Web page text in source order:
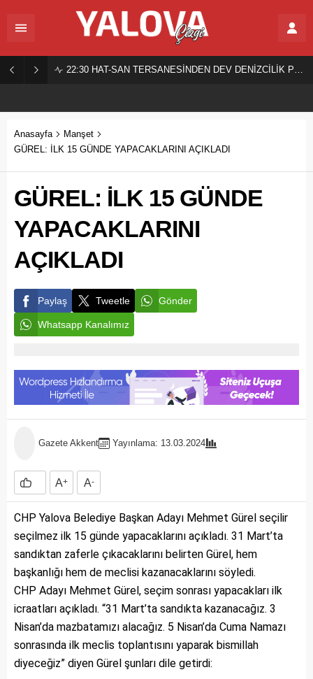
22:30 HAT-SAN TERSANESİNDEN DEV DENİZCİLİK PROJESİ!
Anasayfa
Manşet
GÜREL: İLK 15 GÜNDE YAPACAKLARINI AÇIKLADI
GÜREL: İLK 15 GÜNDE
YAPACAKLARINI
AÇIKLADI
Paylaş Tweetle Gönder
Whatsapp Kanalımız
Gazete Akkent Yayınlama: 13.03.2024
A+ A-
CHP Yalova Belediye Başkan Adayı Mehmet Gürel seçilir
seçilmez ilk 15 günde yapacaklarını açıkladı. 31 Mart’ta
sandıktan zaferle çıkacaklarını belirten Gürel, hem
başkanlığı hem de meclisi kazanacaklarını söyledi.
CHP Adayı Mehmet Gürel, seçim sonrası yapacakları ilk
icraatları açıkladı. “31 Mart’ta sandıkta kazanacağız. 3
Nisan’da mazbatamızı alacağız. 5 Nisan’da Cuma Namazı
sonrasında ilk meclis toplantısını yaparak bismillah
diyeceğiz” diyen Gürel şunları dile getirdi: